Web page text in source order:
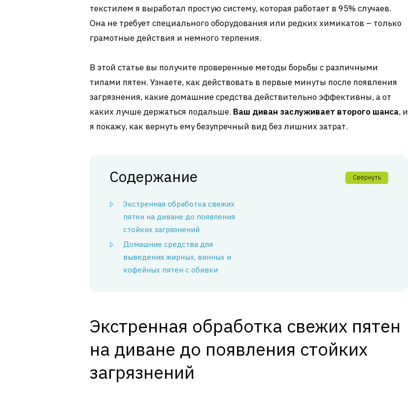
текстилем я выработал простую систему, которая работает в 95% случаев.
Она не требует специального оборудования или редких химикатов – только
грамотные действия и немного терпения.
В этой статье вы получите проверенные методы борьбы с различными
типами пятен. Узнаете, как действовать в первые минуты после появления
загрязнения, какие домашние средства действительно эффективны, а от
каких лучше держаться подальше. Ваш диван заслуживает второго шанса, и
я покажу, как вернуть ему безупречный вид без лишних затрат.
Содержание Свернуть
Экстренная обработка свежих
пятен на диване до появления
стойких загрязнений
Домашние средства для
выведения жирных, винных и
кофейных пятен с обивки
Экстренная обработка свежих пятен
на диване до появления стойких
загрязнений